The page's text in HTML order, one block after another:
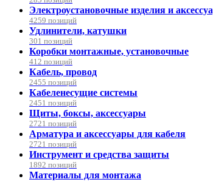
Электроустановочные изделия и
4259 позиций
Удлинители, катушки
301 позиций
Коробки монтажные, установочные
412 позиций
Кабель, провод
2455 позиций
Кабеленесущие системы
2451 позиций
Щиты, боксы, аксессуары
2721 позиций
Арматура и аксессуары для кабеля
2721 позиций
Инструмент и средства защиты
1892 позиций
Материалы для монтажа